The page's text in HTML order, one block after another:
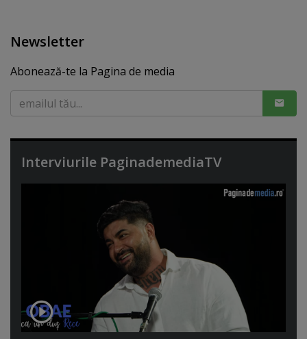
Newsletter
Abonează-te la Pagina de media
Interviurile PaginademediaTV